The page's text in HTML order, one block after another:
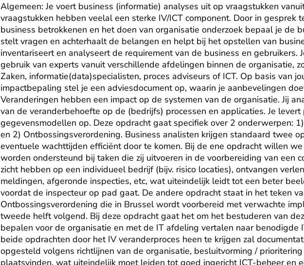
Algemeen: Je voert business (informatie) analyses uit op vraagstukken
vraagstukken hebben veelal een sterke IV/ICT component. Door in gesprek
business betrokkenen en het doen van organisatie onderzoek bepaal je de
stelt vragen en achterhaalt de belangen en helpt bij het opstellen van
inventariseert en analyseert de requirement van de business en gebruikers.
gebruik van experts vanuit verschillende afdelingen binnen de organisatie,
Zaken, informatie(data)specialisten, proces adviseurs of ICT. Op basis van
impactbepaling stel je een adviesdocument op, waarin je aanbevelingen
Veranderingen hebben een impact op de systemen van de organisatie. Jij
van de veranderbehoefte op de (bedrijfs) processen en applicaties. Je levert
gegevensmodellen op. Deze opdracht gaat specifiek over 2 onderwerpen:
en 2) Ontbossingsverordening. Business analisten krijgen standaard twee
eventuele wachttijden efficiënt door te komen. Bij de ene opdracht willen
worden ondersteund bij taken die zij uitvoeren in de voorbereiding van een
zicht hebben op een individueel bedrijf (bijv. risico locaties), ontvangen
meldingen, afgeronde inspecties, etc, wat uiteindelijk leidt tot een beter
voordat de inspecteur op pad gaat. De andere opdracht staat in het teken
Ontbossingsverordening die in Brussel wordt voorbereid met verwachte
tweede helft volgend. Bij deze opdracht gaat het om het bestuderen van
bepalen voor de organisatie en met de IT afdeling vertalen naar benodigde
beide opdrachten door het IV veranderproces heen te krijgen zal
opgesteld volgens richtlijnen van de organisatie, besluitvorming /
plaatsvinden, wat uiteindelijk moet leiden tot goed ingericht ICT-beheer en